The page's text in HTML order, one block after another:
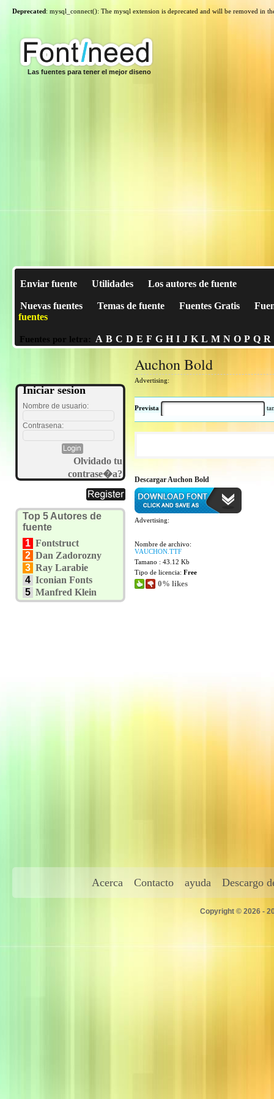
Deprecated: mysql_connect(): The mysql extension is deprecated and will be removed in
Las fuentes para tener el mejor diseno
Enviar fuente Utilidades Los autores de fuente
Nuevas fuentes Temas de fuente Fuentes Gratis
fuentes
Fuentes por letra: A B C D E F G H I J K L M N O P Q R
Iniciar sesion
Nombre de usuario:
Contrasena:
Olvidado tu
contrase�a?
Top 5 Autores de
fuente
1 Fontstruct
2 Dan Zadorozny
3 Ray Larabie
4 Iconian Fonts
5 Manfred Klein
Auchon Bold
Advertising:
Prevista
Descargar Auchon Bold
Advertising:
Nombre de archivo:
VAUCHON.TTF
Tamano : 43.12 Kb
Tipo de licencia: Free
0% likes
Acerca Contacto ayuda Descargo
Copyright © 2026 -